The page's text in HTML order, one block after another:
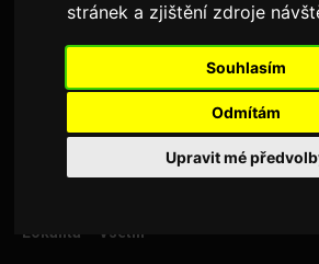
stránek a zjištění zdroje
Souhlasím
Odmítám
Upravit mé
Damtivse1
Sportovně založen mám rád
Lokalita
Vsetín